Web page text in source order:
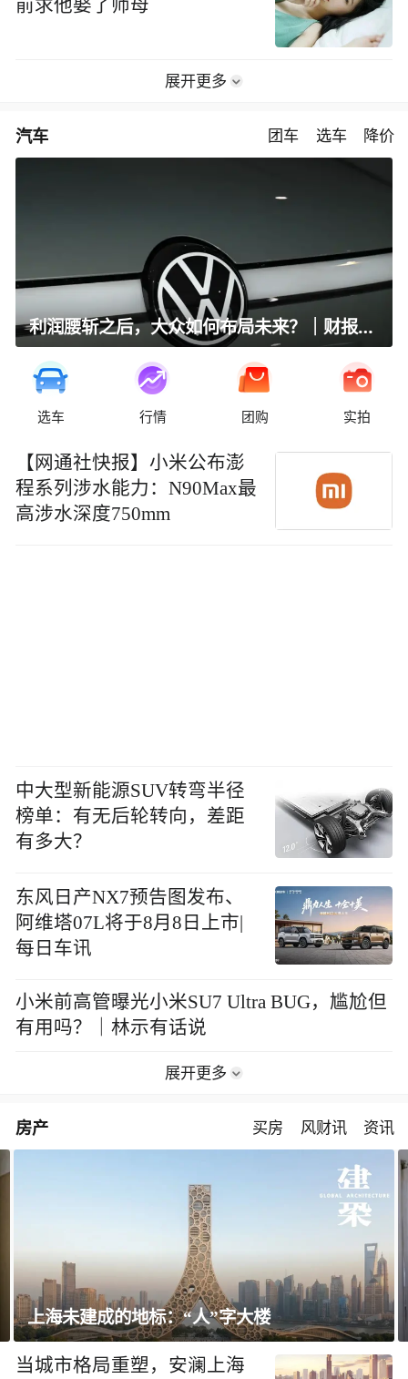
前求他娶了师母
展开更多
汽车 团车 选车 降价
利润腰斩之后，大众如何布局未来？｜财报全视角
选车 行情 团购 实拍
【网通社快报】小米公布澎
程系列涉水能力：N90Max最
高涉水深度750mm
中大型新能源SUV转弯半径
榜单：有无后轮转向，差距
有多大？
东风日产NX7预告图发布、
阿维塔07L将于8月8日上市|
每日车讯
小米前高管曝光小米SU7 Ultra BUG，尴尬但
有用吗？｜林示有话说
展开更多
房产 买房 风财讯 资讯
飘窗竟然能变身全屋C位 都后悔没早知道！
当城市格局重塑，安澜上海